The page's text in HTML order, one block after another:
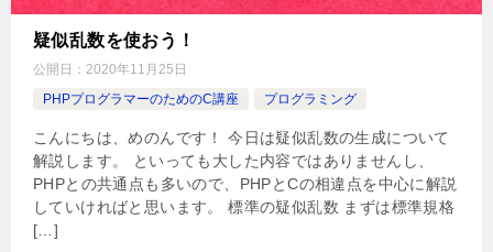
疑似乱数を使おう！
公開日： 2020年11月25日
PHPプログラマーのためのC講座
プログラミング
こんにちは、めのんです！ 今日は疑似乱数の生成について
解説します。 といっても大した内容ではありませんし、
PHPとの共通点も多いので、PHPとCの相違点を中心に解説
していければと思います。 標準の疑似乱数 まずは標準規格
[…]